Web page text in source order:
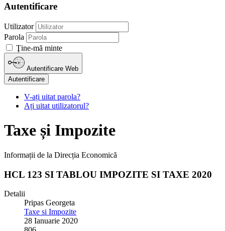
Autentificare
Utilizator
Parola
Ţine-mă minte
Autentificare Web
Autentificare
V-ați uitat parola?
Ați uitat utilizatorul?
Taxe și Impozite
Informații de la Direcția Economică
HCL 123 SI TABLOU IMPOZITE SI TAXE 2020
Detalii
Pripas Georgeta
Taxe si Impozite
28 Ianuarie 2020